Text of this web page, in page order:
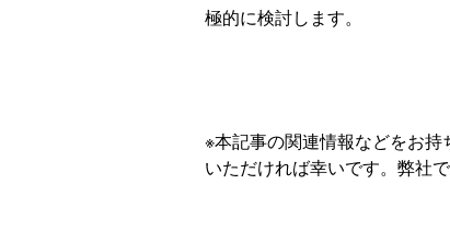
極的に検討します。
※本記事の関連情報などをお
いただければ幸いです。弊社